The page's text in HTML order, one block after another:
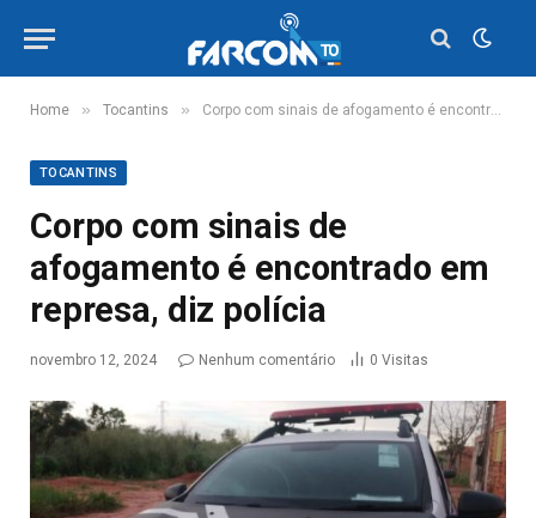
Home » Tocantins » Corpo com sinais de afogamento é encontrado em represa, diz polícia
TOCANTINS
Corpo com sinais de
afogamento é encontrado em
represa, diz polícia
novembro 12, 2024 Nenhum comentário 0 Visitas